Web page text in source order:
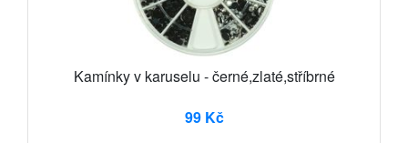
Kamínky v karuselu - černé,zlaté,stříbrné
99 Kč